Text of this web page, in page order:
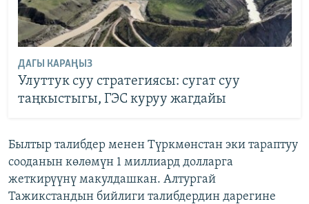
ДАГЫ КАРАҢЫЗ
Улуттук суу стратегиясы: сугат суу
таңкыстыгы, ГЭС куруу жагдайы
Былтыр талибдер менен Түркмөнстан эки тараптуу
сооданын көлөмүн 1 миллиард долларга
жеткирүүнү макулдашкан. Алтургай
Тажикстандын бийлиги талибдердин дарегине